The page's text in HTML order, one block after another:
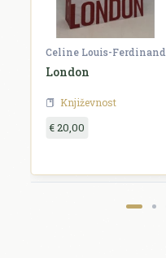
Celine Louis-Ferdinand
London
Književnost
€ 20,00